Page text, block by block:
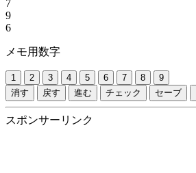
7
9
6
メモ用数字
1 2 3 4 5 6 7 8
9
消す
戻す 進む チェック セーブ
スポンサーリンク